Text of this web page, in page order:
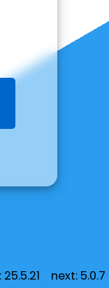
25.5.21 next: 5.0.7